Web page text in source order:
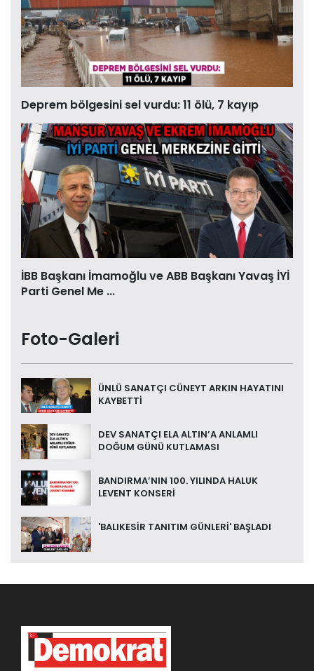
Deprem bölgesini sel vurdu: 11 ölü, 7 kayıp
İBB Başkanı İmamoğlu ve ABB Başkanı Yavaş İYİ
Parti Genel Me ...
Foto-Galeri
ÜNLÜ SANATÇI CÜNEYT ARKIN HAYATINI
KAYBETTİ
DEV SANATÇI ELA ALTIN’A ANLAMLI
DOĞUM GÜNÜ KUTLAMASI
BANDIRMA’NIN 100. YILINDA HALUK
LEVENT KONSERİ
'BALIKESİR TANITIM GÜNLERİ' BAŞLADI